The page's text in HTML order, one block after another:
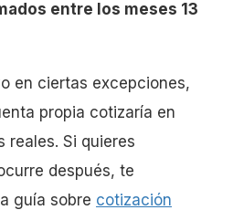
entre los meses 13
en ciertas excepciones,
propia cotizaría en
reales. Si quieres
después, te
guía sobre cotización